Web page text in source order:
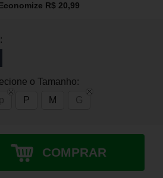
R$ 20,99
o Tamanho:
P M G
COMPRAR